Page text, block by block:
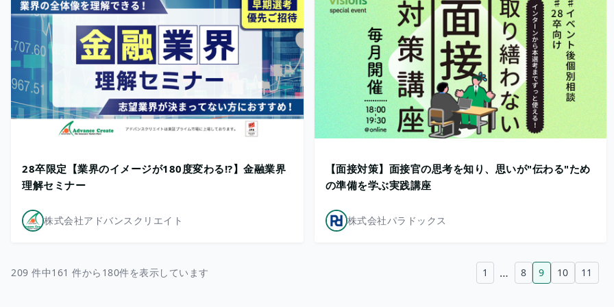
28卒限定【業界のイメージが180度変わる!?】金融業界
理解セミナー
株式会社アドバンスクリエイト
【面接対策】面接官の思考を知り、思いが"伝わる"ため
の準備を学ぶ実践講座
株式会社パラドックス
1 … 8 9 10 11
209 件中161 件から180件を表示しています